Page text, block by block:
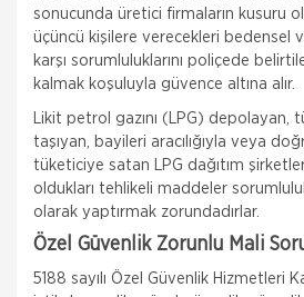
sonucunda üretici firmaların kusuru
üçüncü kişilere verecekleri bedensel
karşı sorumluluklarını poliçede
kalmak koşuluyla güvence altına alır.
Likit petrol gazını (LPG) depolayan,
taşıyan, bayileri aracılığıyla veya
tüketiciye satan LPG dağıtım
oldukları tehlikeli maddeler
olarak yaptırmak zorundadırlar.
Özel Güvenlik Zorunlu Mali
5188 sayılı Özel Güvenlik Hizmetleri